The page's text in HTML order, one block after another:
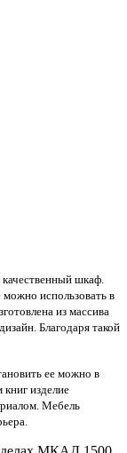
шкаф.
можно использовать в
из массива
Благодаря такой
ее можно в
изделие
Мебель